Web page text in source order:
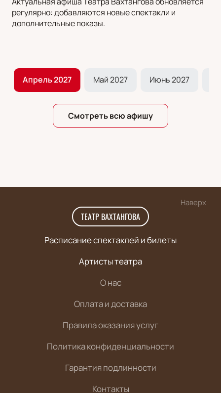
регулярно: добавляются новые спектакли и
дополнительные показы.
Апрель 2027 Май 2027 Июнь 2027
Смотреть всю афишу
Наверх
ТЕАТР ВАХТАНГОВА
Расписание спектаклей и билеты
Артисты театра
О нас
Оплата и доставка
Правила оказания услуг
Политика конфиденциальности
Гарантия подлинности
Контакты